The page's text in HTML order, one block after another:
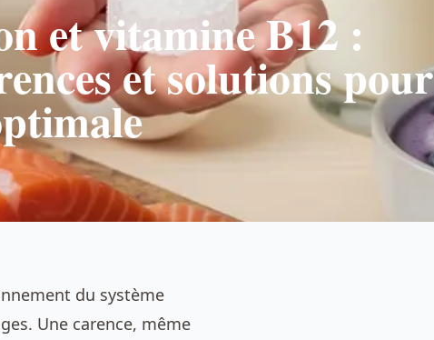
et vitamine B12 :
et solutions pour
du système
Une carence, même